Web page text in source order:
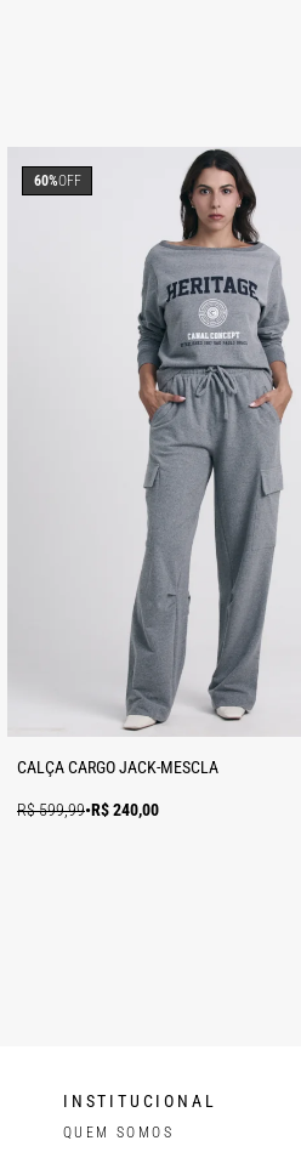
CALÇA CARGO JACK-MESCLA
R$ 599,99•R$ 240,00
60%OFF
INSTITUCIONAL
QUEM SOMOS